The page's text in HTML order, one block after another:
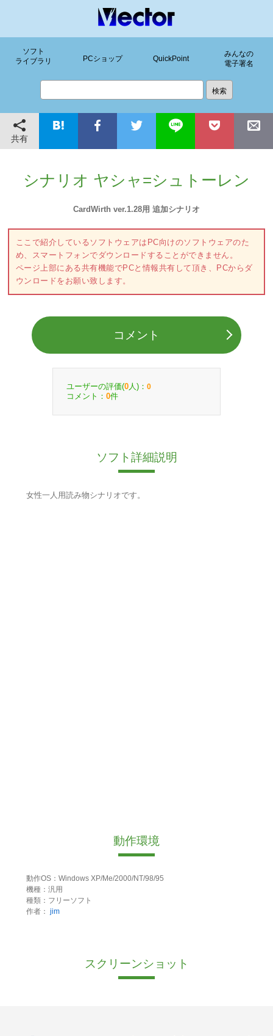
ソフト
ライブラリ
PCショップ QuickPoint
みんなの
電子署名
共有
シナリオ ヤシャ=シュトーレン
CardWirth ver.1.28用 追加シナリオ
ここで紹介しているソフトウェアはPC向けのソフトウェアのた
め、スマートフォンでダウンロードすることができません。
ページ上部にある共有機能でPCと情報共有して頂き、PCからダ
ウンロードをお願い致します。
コメント
ユーザーの評価(0 人)： 0
コメント： 0件
ソフト詳細説明
女性一人用読み物シナリオです。
動作環境
動作OS：Windows XP/Me/2000/NT/98/95
機種：汎用
種類：フリーソフト
作者： jim
スクリーンショット